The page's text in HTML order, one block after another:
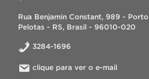
Rua Benjamin Constant, 989 - Porto
Pelotas - RS, Brasil - 96010-020
3284-1696
clique para ver o e-mail